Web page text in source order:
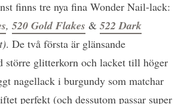
finns tre nya fina Wonder Nail-lack:
, 520 Gold Flakes & 522 Dark
. De två första är glänsande
större glitterkorn och lacket till höger
nagellack i burgundy som matchar
perfekt (och dessutom passar super